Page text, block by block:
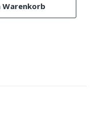
Warenkorb